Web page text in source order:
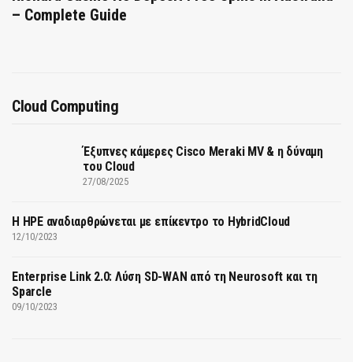
– Complete Guide
Cloud Computing
Έξυπνες κάμερες Cisco Meraki MV & η δύναμη
του Cloud
27/08/2025
H HPE αναδιαρθρώνεται με επίκεντρο το HybridCloud
12/10/2023
Enterprise Link 2.0: Λύση SD-WAN από τη Neurosoft και τη
Sparcle
09/10/2023